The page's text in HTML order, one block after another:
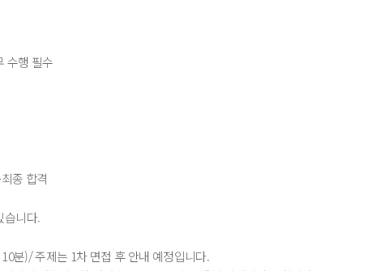
수행 필수
종 합격
습니다.
분)/ 주제는 1차 면접 후 안내 예정입니다.